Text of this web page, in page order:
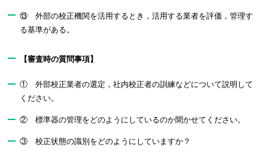
⑬ 外部の校正機関を活用するとき，活用する業者を評価，管理す
る基準がある。
【審査時の質問事項】
① 外部校正業者の選定，社内校正者の訓練などについて説明して
ください。
② 標準器の管理をどのようにしているのか聞かせてください。
③ 校正状態の識別をどのようにしていますか？